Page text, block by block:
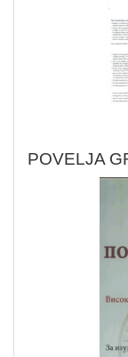
POVELJA